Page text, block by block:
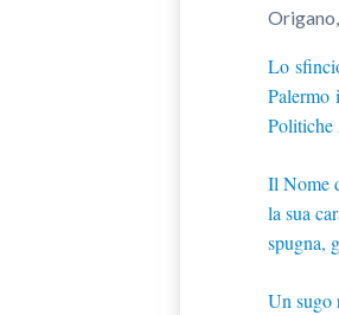
Lo
Palermo
Politiche
Il Nome
la sua
spugna,
Un sugo